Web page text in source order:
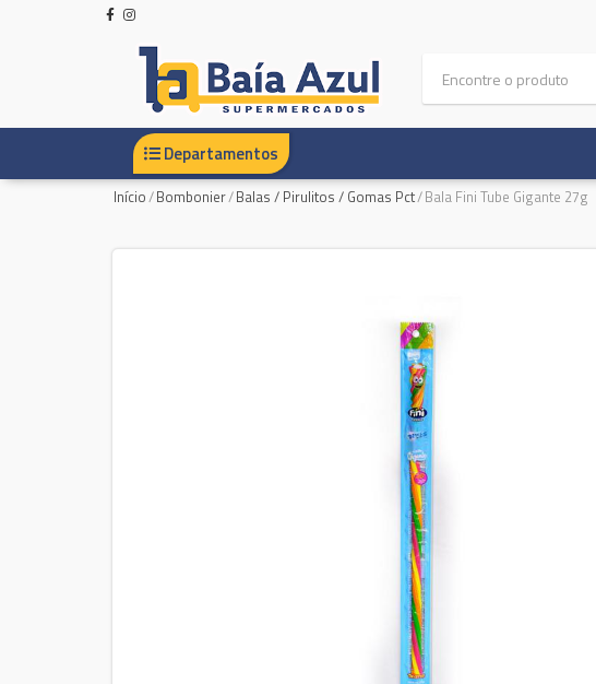
Departamentos
Início/Bombonier/Balas / Pirulitos / Gomas Pct/Bala Fini Tube Gigante 27g